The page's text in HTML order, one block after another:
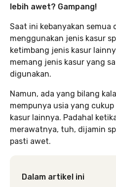
lebih awet? Gampang!
Saat ini kebanyakan semua
menggunakan jenis kasur
ketimbang jenis kasur
memang jenis kasur yang
digunakan.
Namun, ada yang bilang
mempunya usia yang
kasur lainnya. Padahal
merawatnya, tuh, dijamin
pasti awet.
Dalam artikel ini